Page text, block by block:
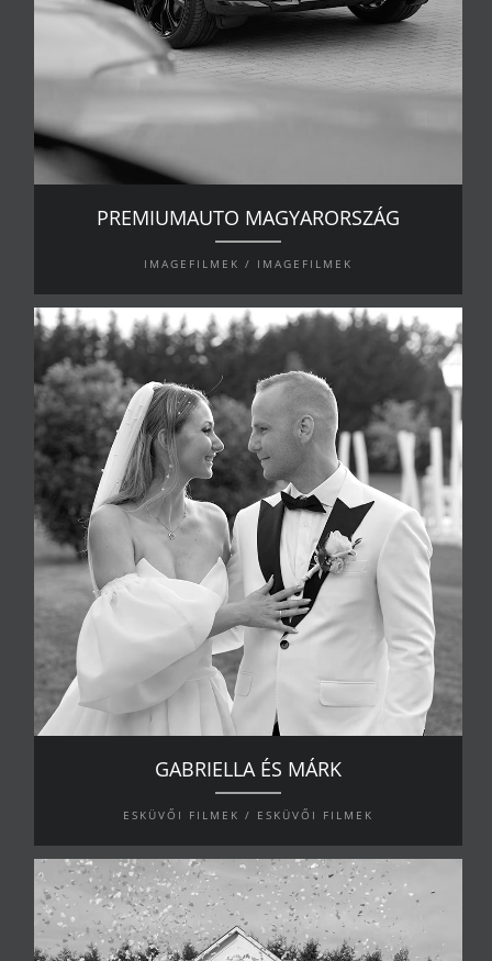
PREMIUMAUTO MAGYARORSZÁG
IMAGEFILMEK / IMAGEFILMEK
GABRIELLA ÉS MÁRK
ESKÜVŐI FILMEK / ESKÜVŐI FILMEK